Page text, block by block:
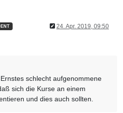
24. Apr. 2019, 09:50
schlecht aufgenommene
sich die Kurse an einem
und dies auch sollten.